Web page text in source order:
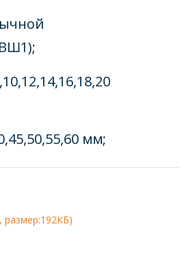
мм;
размер:192КБ)